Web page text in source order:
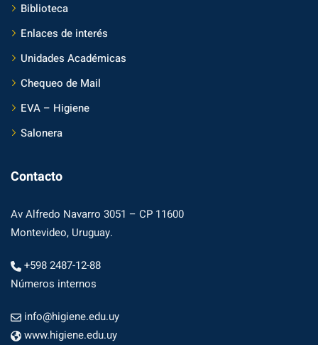
Biblioteca
Enlaces de interés
Unidades Académicas
Chequeo de Mail
EVA – Higiene
Salonera
Contacto
Av Alfredo Navarro 3051 – CP 11600
Montevideo, Uruguay.
+598 2487-12-88
Números internos
info@higiene.edu.uy
www.higiene.edu.uy